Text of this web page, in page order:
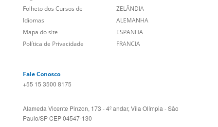
Folheto dos Cursos de
Idiomas
Mapa do site
Política de Privacidade
ZELÂNDIA
ALEMANHA
ESPANHA
FRANCIA
Fale Conosco
+55 15 3500 8175
Alameda Vicente Pinzon, 173 - 4º andar, Vila Olímpia - São
Paulo/SP CEP 04547-130